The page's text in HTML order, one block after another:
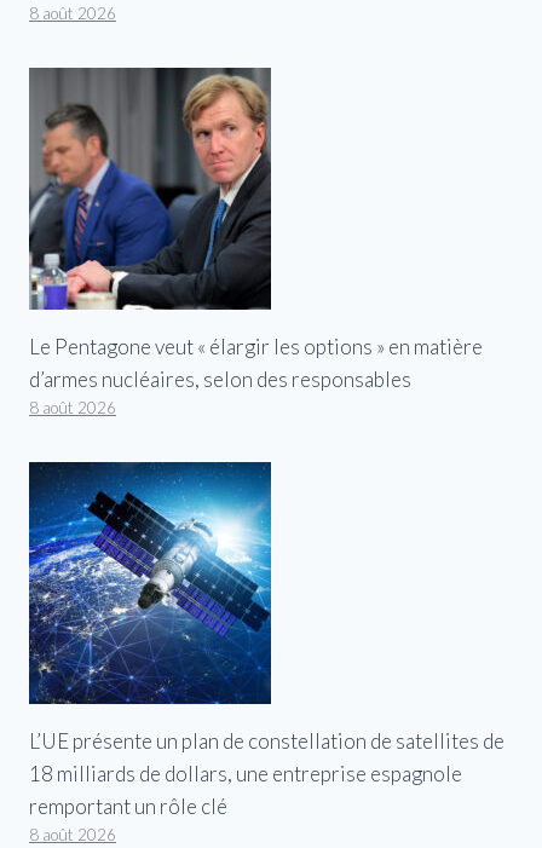
8 août 2026
Le Pentagone veut « élargir les options » en matière
d’armes nucléaires, selon des responsables
8 août 2026
L’UE présente un plan de constellation de satellites de
18 milliards de dollars, une entreprise espagnole
remportant un rôle clé
8 août 2026